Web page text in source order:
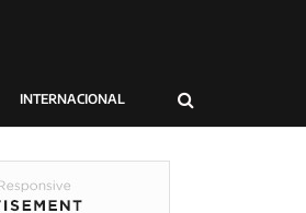
INTERNACIONAL